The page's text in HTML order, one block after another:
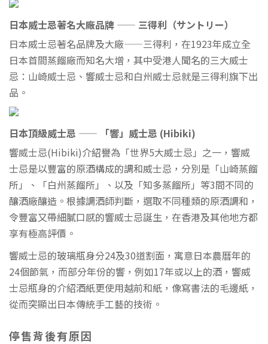
日本威士忌著名大廠品牌 —— 三得利（サントリー）
日本威士忌著名品牌及大廠——三得利，在1923年成立全
日本首間蒸餾廠而知名大增，其中受港人聞名的三大威士
忌：山崎威士忌、響威士忌和白州威士忌就是三得利旗下出
品。
日本頂級威士忌 —— 「響」威士忌 (Hibiki)
響威士忌(Hibiki)介紹譽為「世界5大威士忌」之一，響威
士忌是以豐富的原酒構成的調和威士忌，分別是「山崎蒸餾
所」、「白州蒸餾所」、以及「知多蒸餾所」等3間不同的
釀酒廠釀造。根據調酒師判斷，選取不同種類的原酒調和，
令豐富又帶細膩口感的響威士忌誕生，在香港及其他地方都
享有極高評價。
響威士忌的玻璃瓶身分24及30道割面，寓意日本農曆年的
24個節氣，而部分年份的響，例如17年或以上的酒，響威
士忌瓶身的介紹酒紙更使用越前和紙，像寫書法的毛邊紙，
從而突顯出日本傳統手工藝的技術。
停售背後有原因